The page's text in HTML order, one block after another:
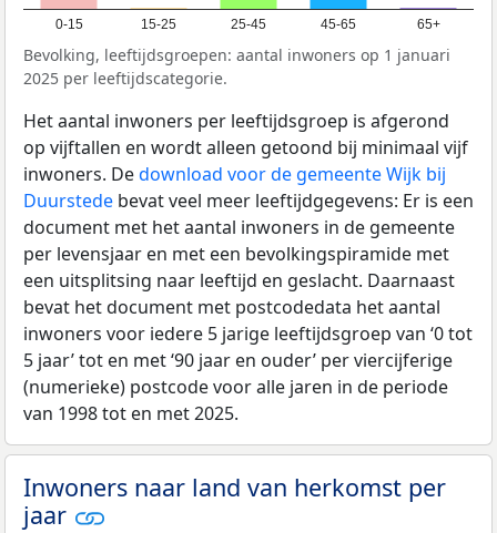
0-15 15-25 25-45 45-65 65+
Bevolking, leeftijdsgroepen: aantal inwoners op 1 januari
2025 per leeftijdscategorie.
Het aantal inwoners per leeftijdsgroep is afgerond
op vijftallen en wordt alleen getoond bij minimaal vijf
inwoners. Dedownload voor de gemeente Wijk bij
Duurstede bevat veel meer leeftijdgegevens: Er is een
document met het aantal inwoners in de gemeente
per levensjaar en met een bevolkingspiramide met
een uitsplitsing naar leeftijd en geslacht. Daarnaast
bevat het document met postcodedata het aantal
inwoners voor iedere 5 jarige leeftijdsgroep van ‘0 tot
5 jaar’ tot en met ‘90 jaar en ouder’ per viercijferige
(numerieke) postcode voor alle jaren in de periode
van 1998 tot en met 2025.
Inwoners naar land van herkomst per
jaar